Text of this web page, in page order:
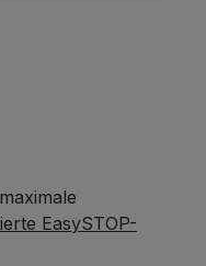
EasySTOP-